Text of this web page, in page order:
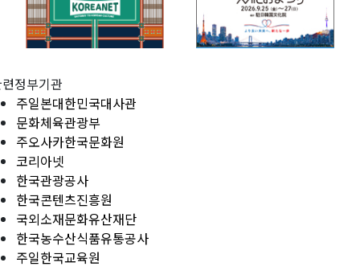
정부기관
주일본대한민국대사관
문화체육관광부
주오사카한국문화원
코리아넷
한국관광공사
한국콘텐츠진흥원
국외소재문화유산재단
한국농수산식품유통공사
주일한국교육원